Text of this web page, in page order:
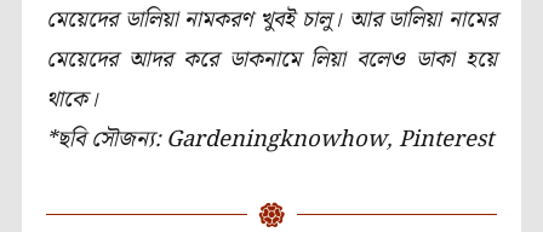
মেয়েদেরডালিয়া নামকরণ খুবই চালু। আর ডালিয়া নামের
মেয়েদের আদর করে ডাকনামে লিয়া বলেও ডাকা হয়ে
থাকে।
*ছবি সৌজন্য: Gardeningknowhow, Pinterest